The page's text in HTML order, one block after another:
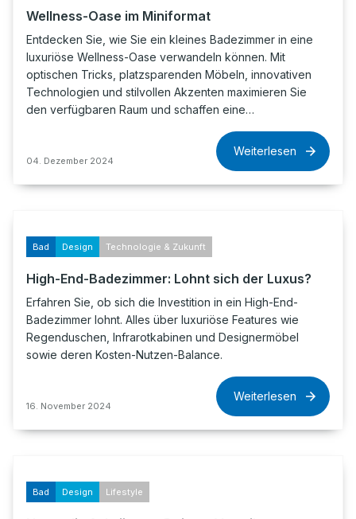
Wellness-Oase im Miniformat
Entdecken Sie, wie Sie ein kleines Badezimmer in eine
luxuriöse Wellness-Oase verwandeln können. Mit
optischen Tricks, platzsparenden Möbeln, innovativen
Technologien und stilvollen Akzenten maximieren Sie
den verfügbaren Raum und schaffen eine…
04. Dezember 2024
Weiterlesen
Bad Design Technologie & Zukunft
High-End-Badezimmer: Lohnt sich der Luxus?
Erfahren Sie, ob sich die Investition in ein High-End-
Badezimmer lohnt. Alles über luxuriöse Features wie
Regenduschen, Infrarotkabinen und Designermöbel
sowie deren Kosten-Nutzen-Balance.
16. November 2024
Weiterlesen
Bad Design Lifestyle